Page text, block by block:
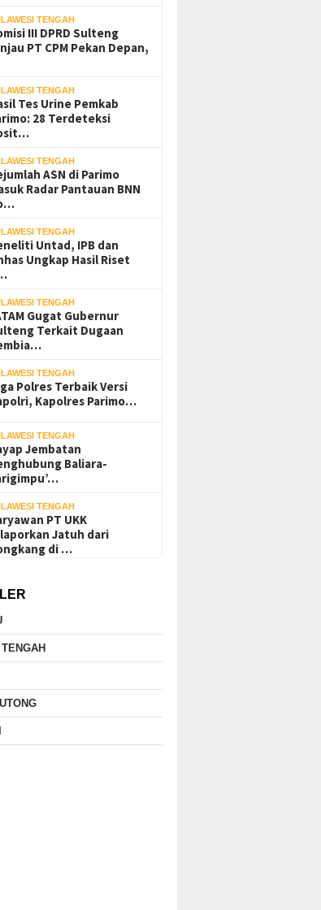
TENGAH
III DPRD Sulteng
PT CPM Pekan Depan,
TENGAH
Tes Urine Pemkab
28 Terdeteksi
TENGAH
ASN di Parimo
Radar Pantauan BNN
TENGAH
Untad, IPB dan
Ungkap Hasil Riset
TENGAH
Gugat Gubernur
Terkait Dugaan
TENGAH
Polres Terbaik Versi
Kapolres Parimo…
TENGAH
Jembatan
Baliara-
TENGAH
PT UKK
Jatuh dari
di …